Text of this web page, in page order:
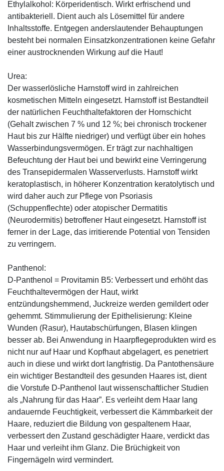
Ethylalkohol: Körperidentisch. Wirkt erfrischend und
antibakteriell. Dient auch als Lösemittel für andere
Inhaltsstoffe. Entgegen anderslautender Behauptungen
besteht bei normalen Einsatzkonzentrationen keine Gefahr
einer austrocknenden Wirkung auf die Haut!
Urea:
Der wasserlösliche Harnstoff wird in zahlreichen
kosmetischen Mitteln eingesetzt. Harnstoff ist Bestandteil
der natürlichen Feuchthaltefaktoren der Hornschicht
(Gehalt zwischen 7 % und 12 %; bei chronisch trockener
Haut bis zur Hälfte niedriger) und verfügt über ein hohes
Wasserbindungsvermögen. Er trägt zur nachhaltigen
Befeuchtung der Haut bei und bewirkt eine Verringerung
des Transepidermalen Wasserverlusts. Harnstoff wirkt
keratoplastisch, in höherer Konzentration keratolytisch und
wird daher auch zur Pflege von Psoriasis
(Schuppenflechte) oder atopischer Dermatitis
(Neurodermitis) betroffener Haut eingesetzt. Harnstoff ist
ferner in der Lage, das irritierende Potential von Tensiden
zu verringern.
Panthenol:
D-Panthenol = Provitamin B5: Verbessert und erhöht das
Feuchthaltevermögen der Haut, wirkt
entzündungshemmend, Juckreize werden gemildert oder
gehemmt. Stimmulierung der Epithelisierung: Kleine
Wunden (Rasur), Hautabschürfungen, Blasen klingen
besser ab. Bei Anwendung in Haarpflegeprodukten wird es
nicht nur auf Haar und Kopfhaut abgelagert, es penetriert
auch in diese und wirkt dort langfristig. Da Pantothensäure
ein wichtiger Bestandteil des gesunden Haares ist, dient
die Vorstufe D-Panthenol laut wissenschaftlicher Studien
als „Nahrung für das Haar”. Es verleiht dem Haar lang
andauernde Feuchtigkeit, verbessert die Kämmbarkeit der
Haare, reduziert die Bildung von gespaltenem Haar,
verbessert den Zustand geschädigter Haare, verdickt das
Haar und verleiht ihm Glanz. Die Brüchigkeit von
Fingernägeln wird vermindert.